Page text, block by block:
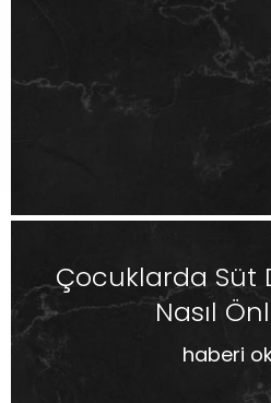
Çocuklarda Süt
Nasıl
haberi